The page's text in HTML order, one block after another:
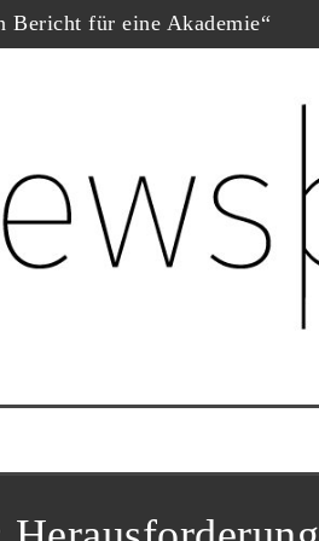
für eine Akademie“
Krug“